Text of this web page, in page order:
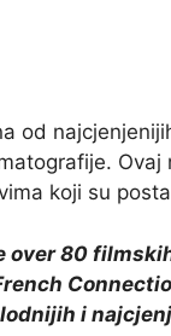
od
koji su
over 80
i